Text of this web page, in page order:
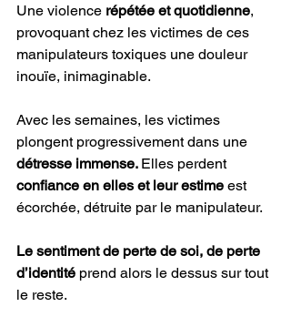
Une violence répétée et quotidienne,
provoquant chez les victimes de ces
manipulateurs toxiques une douleur
inouïe, inimaginable.
Avec les semaines, les victimes
plongent progressivement dans une
détresse immense. Elles perdent
confiance en elles et leur estime est
écorchée, détruite par le manipulateur.
Le sentiment de perte de soi, de perte
d’identité prend alors le dessus sur tout
le reste.